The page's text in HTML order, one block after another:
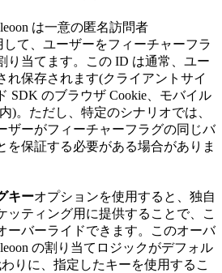
は一意の匿名訪問者
して、ユーザーをフィーチャーフラ
り当てます。この ID は通常、ユー
れ保存されます(クライアントサイ
SDK のブラウザ Cookie、モバイル
)。ただし、特定のシナリオでは、
ザーがフィーチャーフラグの同じバ
を保証する必要がある場合がありま
キーオプションを使用すると、独自
ッティング用に提供することで、こ
ーバーライドできます。このオーバ
の割り当てロジックがデフォル
りに、指定したキーを使用するこ